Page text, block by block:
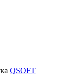
QSOFT